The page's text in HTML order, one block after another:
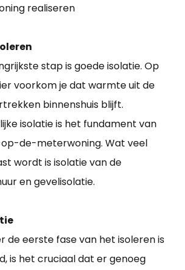
realiseren
stap is goede isolatie. Op
voorkom je dat warmte uit de
binnenshuis blijft.
isolatie is het fundament van
de-meterwoning. Wat veel
wordt is isolatie van de
en gevelisolatie.
de eerste fase van het isoleren is
is het cruciaal dat er genoeg